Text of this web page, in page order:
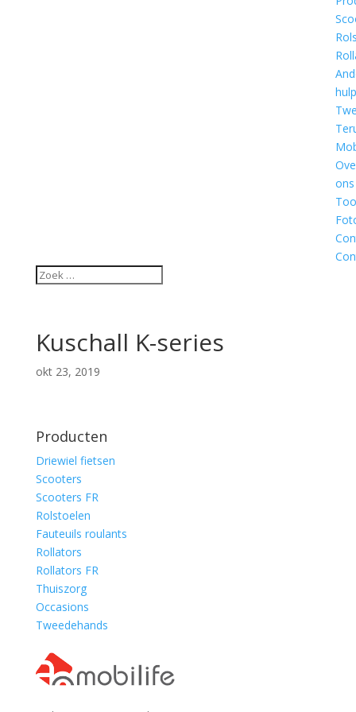
ons
Kuschall K-series
okt 23, 2019
Producten
Driewiel fietsen
Scooters
Scooters FR
Rolstoelen
Fauteuils roulants
Rollators
Rollators FR
Thuiszorg
Occasions
Tweedehands